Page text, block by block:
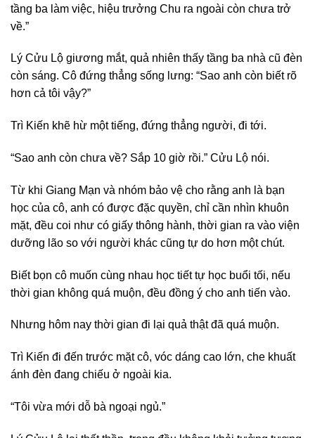
tầng ba làm việc, hiệu trưởng Chu ra ngoài còn chưa trở
về.”
Lý Cửu Lộ giương mắt, quả nhiên thấy tầng ba nhà cũ đèn
còn sáng. Cô đứng thẳng sống lưng: “Sao anh còn biết rõ
hơn cả tôi vậy?”
Trì Kiến khẽ hừ một tiếng, đứng thẳng người, đi tới.
“Sao anh còn chưa về? Sắp 10 giờ rồi.” Cửu Lộ nói.
Từ khi Giang Mạn và nhóm bảo vệ cho rằng anh là bạn
học của cô, anh có được đặc quyền, chỉ cần nhìn khuôn
mặt, đều coi như có giấy thông hành, thời gian ra vào viện
dưỡng lão so với người khác cũng tự do hơn một chút.
Biết bọn cô muốn cùng nhau học tiết tự học buổi tối, nếu
thời gian không quá muộn, đều đồng ý cho anh tiến vào.
Nhưng hôm nay thời gian đi lại quả thật đã quá muộn.
Trì Kiến đi đến trước mặt cô, vóc dáng cao lớn, che khuất
ánh đèn đang chiếu ở ngoài kia.
“Tôi vừa mới dỗ bà ngoại ngủ.”